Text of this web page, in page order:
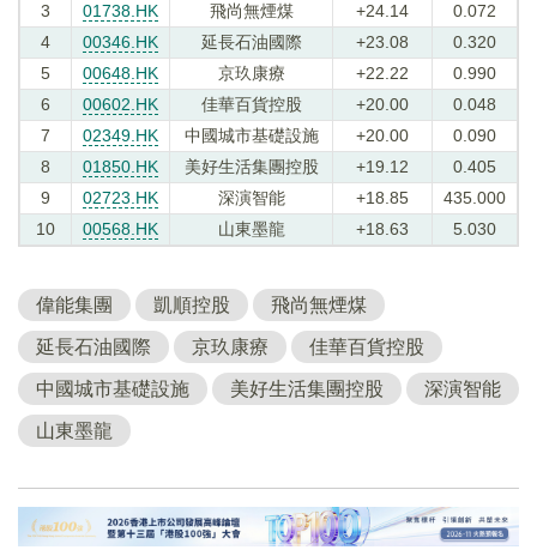
3
01738.HK 飛尚無煙煤 +24.14
0.072
4
00346.HK 延長石油國際 +23.08
0.320
5
00648.HK 京玖康療 +22.22
0.990
6
00602.HK 佳華百貨控股 +20.00
0.048
7
02349.HK 中國城市基礎設施 +20.00
0.090
8
01850.HK 美好生活集團控股 +19.12
0.405
9
02723.HK 深演智能 +18.85
435.000
10
00568.HK 山東墨龍 +18.63 5.030
偉能集團 凱順控股 飛尚無煙煤
延長石油國際 京玖康療 佳華百貨控股
中國城市基礎設施 美好生活集團控股 深演智能
山東墨龍